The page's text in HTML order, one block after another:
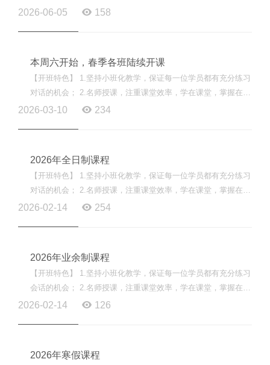
周五每天9点~12点 总课时：75小时 费用：3900元 零起点~N5半
2026-06-05 158
本周六开始，春季各班陆续开课
【开班特色】 1.坚持小班化教学，保证每一位学员都有充分练习
对话的机会； 2.名师授课，注重课堂效率，学在课堂，掌握在课
堂； 3.采用线上线下同步教学，消除学员缺课和课后复习...
2026-03-10 234
2026年全日制课程
【开班特色】 1.坚持小班化教学，保证每一位学员都有充分练习
对话的机会； 2.名师授课，注重课堂效率，学在课堂，掌握在课
堂； 3.采用线上线下同步教学，消除学员缺课和课后复习...
2026-02-14 254
2026年业余制课程
【开班特色】 1.坚持小班化教学，保证每一位学员都有充分练习
会话的机会； 2.名师授课，注重课堂效率，学在课堂，掌握在课
堂； 3.采用线上线下同步教学，消除学员缺课和课后复习...
2026-02-14 126
2026年寒假课程